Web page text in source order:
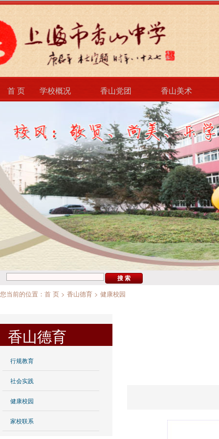
首 页 学校概况 香山党团 香山美术
您当前的位置： 首 页 > 香山德育 > 健康校园
香山德育
行规教育
社会实践
健康校园
家校联系